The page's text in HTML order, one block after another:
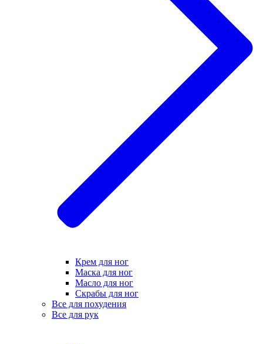
Крем для ног
Маска для ног
Масло для ног
Скрабы для ног
Все для похудения
Все для рук